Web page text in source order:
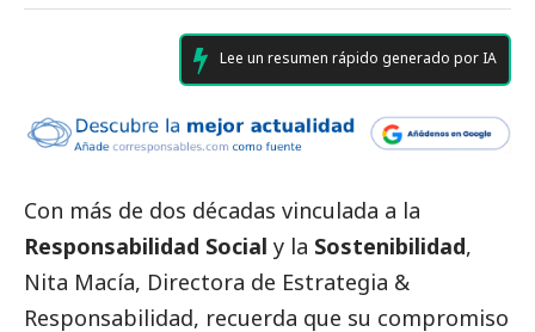
Lee un resumen rápido generado por IA
Con más de dos décadas vinculada a la
Responsabilidad Social y la Sostenibilidad,
Nita Macía, Directora de Estrategia &
Responsabilidad, recuerda que su compromiso